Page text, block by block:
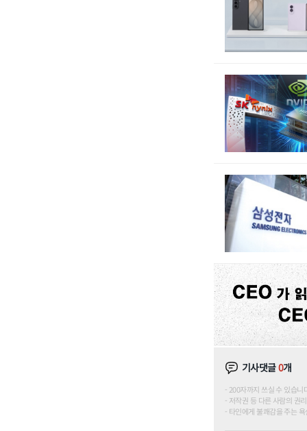
기사댓글0개
200자까지 쓰실 수 있습
저작권 등 다른 사람의 권
타인에게 불쾌감을 주는